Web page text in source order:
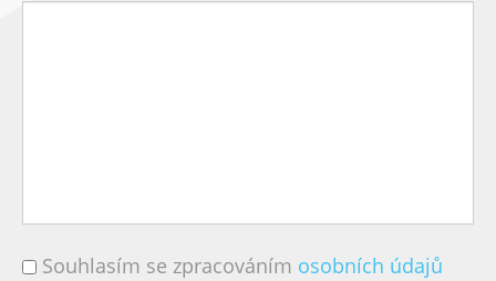
Souhlasím se zpracováním osobních údajů